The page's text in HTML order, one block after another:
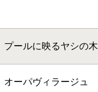
プールに映るヤシの木
オーパヴィラージュ